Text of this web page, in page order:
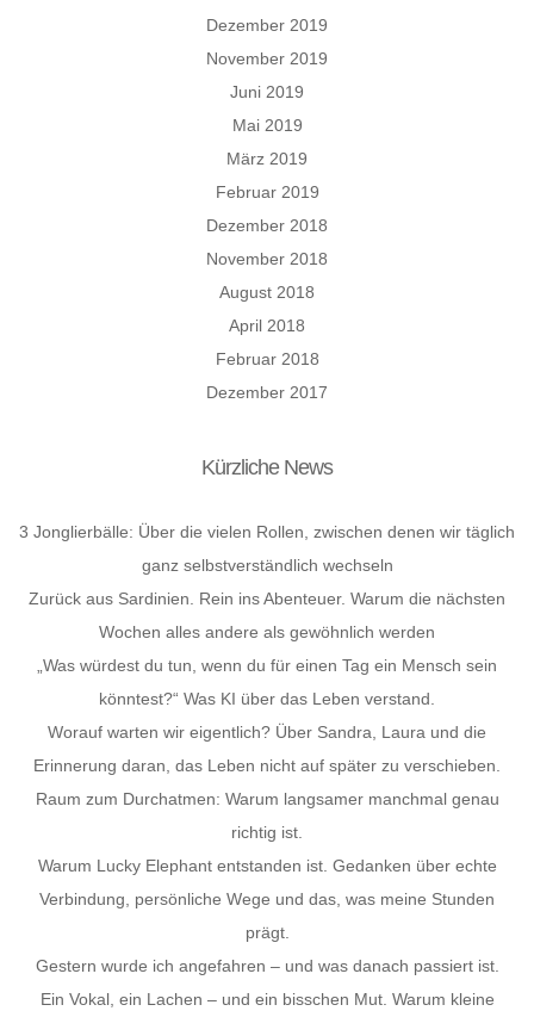
Dezember 2019
November 2019
Juni 2019
Mai 2019
März 2019
Februar 2019
Dezember 2018
November 2018
August 2018
April 2018
Februar 2018
Dezember 2017
Kürzliche News
3 Jonglierbälle: Über die vielen Rollen, zwischen denen wir täglich
ganz selbstverständlich wechseln
Zurück aus Sardinien. Rein ins Abenteuer. Warum die nächsten
Wochen alles andere als gewöhnlich werden
„Was würdest du tun, wenn du für einen Tag ein Mensch sein
könntest?“ Was KI über das Leben verstand.
Worauf warten wir eigentlich? Über Sandra, Laura und die
Erinnerung daran, das Leben nicht auf später zu verschieben.
Raum zum Durchatmen: Warum langsamer manchmal genau
richtig ist.
Warum Lucky Elephant entstanden ist. Gedanken über echte
Verbindung, persönliche Wege und das, was meine Stunden
prägt.
Gestern wurde ich angefahren – und was danach passiert ist.
Ein Vokal, ein Lachen – und ein bisschen Mut. Warum kleine